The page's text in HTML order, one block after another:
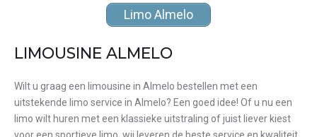
Limo Almelo
LIMOUSINE ALMELO
Wilt u graag een limousine in Almelo bestellen met een
uitstekende limo service in Almelo? Een goed idee! Of u nu een
limo wilt huren met een klassieke uitstraling of juist liever kiest